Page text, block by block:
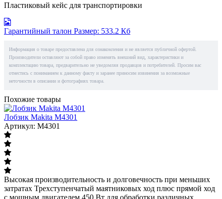
Пластиковый кейс для транспортировки
Гарантийный талон Размер: 533.2 Кб
Информация о товаре предоставлена для ознакомления и не является публичной офертой.
Производители оставляют за собой право изменять внешний вид, характеристики и
комплектацию товара, предварительно не уведомляя продавцов и потребителей. Просим вас
отнестись с пониманием к данному факту и заранее приносим извинения за возможные
неточности в описании и фотографиях товара.
Похожие товары
Лобзик Makita M4301
Артикул: M4301
Высокая производительность и долговечность при меньших
затратах Трехступенчатый маятниковых ход плюс прямой ход
с мощным двигателем 450 Вт для обработки различных